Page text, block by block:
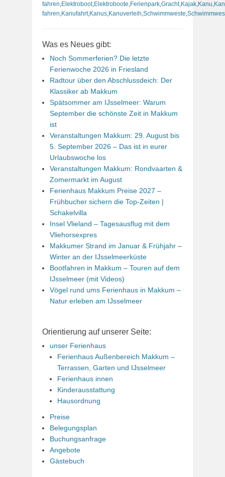
fahren,Elektroboot,Elektroboote,Ferienpark,Gracht,Kajak,Kanu,
fahren,Kanufahrt,Kanus,Kanuverleih,Schwimmweste,
Was es Neues gibt:
Noch Sommerferien? Die letzte
Ferienwoche 2026 in Friesland
Radtour über den Abschlussdeich: Der
Klassiker ab Makkum
Spätsommer am IJsselmeer: Warum
September die schönste Zeit in Makkum
ist
Veranstaltungen Makkum: 29. August bis
5. September 2026 – Das ist in eurer
Urlaubswoche los
Veranstaltungen Makkum: Rondvaarten &
Zomermarkt im August
Ferienhaus Makkum Preise 2027 –
Frühbucher sichern die Top-Zeiten |
Schakelvilla
Insel Vlieland – Tagesausflug mit dem
Vliehorsexpres
Makkumer Strand im Januar & Frühjahr –
Winter an der IJsselmeerküste
Bootfahren in Makkum – Touren auf dem
IJsselmeer (mit Videos)
Vögel rund ums Ferienhaus in Makkum –
Natur erleben am IJsselmeer
Orientierung auf unserer Seite:
unser Ferienhaus
Ferienhaus Außenbereich Makkum –
Terrassen, Garten und IJsselmeer
Ferienhaus innen
Kinderausstattung
Hausordnung
Preise
Belegungsplan
Buchungsanfrage
Angebote
Gästebuch